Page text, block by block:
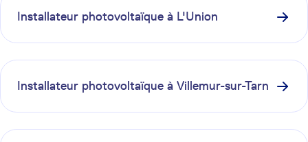
Installateur photovoltaïque à L'Union
Installateur photovoltaïque à Villemur-sur-Tarn